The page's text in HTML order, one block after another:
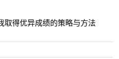
取得优异成绩的策略与方法